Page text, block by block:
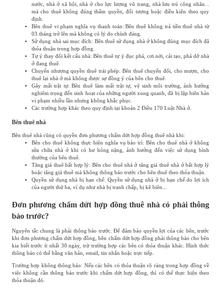
nước, nhà ở xã hội, nhà ở cho lực lượng vũ trang, nhà lưu trú công nhân...
mà cho thuê không đúng thẩm quyền, đối tượng hoặc điều kiện theo quy
định.
Bên thuê vi phạm nghĩa vụ thanh toán: Bên thuê không trả tiền thuê nhà từ
03 tháng trở lên mà không có lý do chính đáng.
Sử dụng nhà sai mục đích: Bên thuê sử dụng nhà ở không đúng mục đích đã
thỏa thuận trong hợp đồng.
Tự ý thay đổi kết cấu nhà: Bên thuê tự ý đục phá, cơi nới, cải tạo, phá dỡ nhà
ở đang thuê.
Chuyển nhượng quyền thuê trái phép: Bên thuê chuyển đổi, cho mượn, cho
thuê lại nhà ở mà không được sự đồng ý của bên cho thuê.
Gây mất trật tự: Bên thuê làm mất trật tự, vệ sinh môi trường, ảnh hưởng
nghiêm trọng đến sinh hoạt của những người xung quanh, đã bị lập biên bản
vi phạm nhiều lần nhưng không khắc phục.
Các trường hợp khác theo quy định tại khoản 2 Điều 170 Luật Nhà ở.
Bên thuê nhà
Bên thuê nhà cũng có quyền đơn phương chấm dứt hợp đồng thuê nhà khi:
Bên cho thuê không thực hiện nghĩa vụ bảo trì: Bên cho thuê nhà ở không
sửa chữa nhà ở khi có hư hỏng nặng, ảnh hưởng đến việc sử dụng bình
thường của bên thuê.
Tăng giá thuê bất hợp lý: Bên cho thuê nhà ở tăng giá thuê nhà ở bất hợp lý
hoặc tăng giá thuê mà không thông báo trước cho bên thuê theo thỏa thuận.
Quyền sử dụng nhà bị hạn chế: Quyền sử dụng nhà ở bị hạn chế do lợi ích
của người thứ ba, ví dụ như nhà bị tranh chấp, bị kê biên...
Đơn phương chấm dứt hợp đồng thuê nhà có phải thông
báo trước?
Nguyên tắc chung là phải thông báo trước. Để đảm bảo quyền lợi của các bên, trước
khi đơn phương chấm dứt hợp đồng, bên chấm dứt hợp đồng phải thông báo cho bên
kia biết trước ít nhất 30 ngày, trừ trường hợp các bên có thỏa thuận khác. Hình thức
thông báo có thể bằng văn bản, email, tin nhắn hoặc trực tiếp.
Trường hợp không thông báo: Nếu các bên có thỏa thuận rõ ràng trong hợp đồng về
việc không cần thông báo trước khi chấm dứt hợp đồng, thì có thể thực hiện theo
thỏa thuận đó.